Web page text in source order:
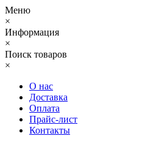
Меню
×
Информация
×
Поиск товаров
×
О нас
Доставка
Оплата
Прайс-лист
Контакты